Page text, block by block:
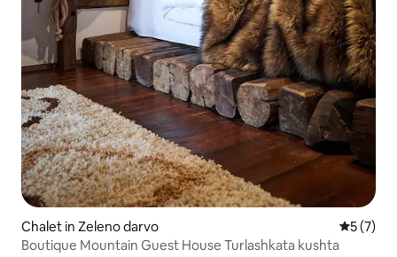
Chalet in Zeleno darvo
5 (7)
Boutique Mountain Guest House Turlashkata kushta